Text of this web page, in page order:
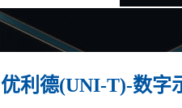
优利德(UNI-T)-数字